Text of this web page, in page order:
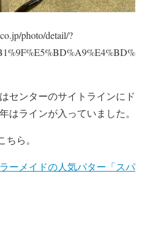
photo/detail/?
センターのサイトラインにド
はラインが入っていました。
ら。
ーメイドの人気パター「スパ